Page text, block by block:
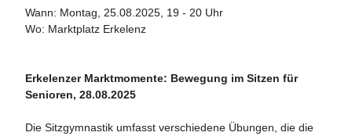
Wann: Montag, 25.08.2025, 19 - 20 Uhr
Wo: Marktplatz Erkelenz
Erkelenzer Marktmomente: Bewegung im Sitzen für
Senioren, 28.08.2025
Die Sitzgymnastik umfasst verschiedene Übungen, die die